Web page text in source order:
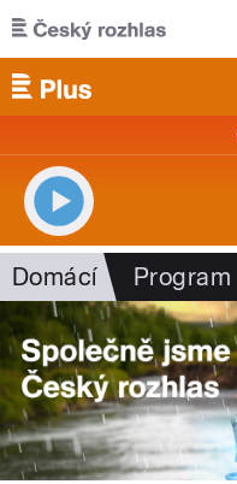
Přejít k hlavnímu obsahu
Domácí Program